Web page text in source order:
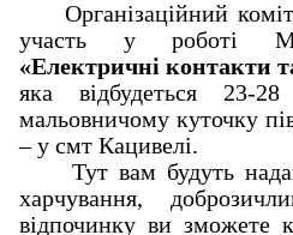
Організаційний
участь у роботі
«Електричні контакти
яка відбудеться 23-
мальовничому куточку
– у смт Кацивелі.
Тут вам будуть
харчування,
відпочинку ви зможете